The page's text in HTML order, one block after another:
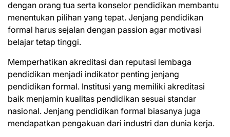
dengan orang tua serta konselor pendidikan membantu
menentukan pilihan yang tepat. Jenjang pendidikan
formal harus sejalan dengan passion agar motivasi
belajar tetap tinggi.
Memperhatikan akreditasi dan reputasi lembaga
pendidikan menjadi indikator penting jenjang
pendidikan formal. Institusi yang memiliki akreditasi
baik menjamin kualitas pendidikan sesuai standar
nasional. Jenjang pendidikan formal biasanya juga
mendapatkan pengakuan dari industri dan dunia kerja.